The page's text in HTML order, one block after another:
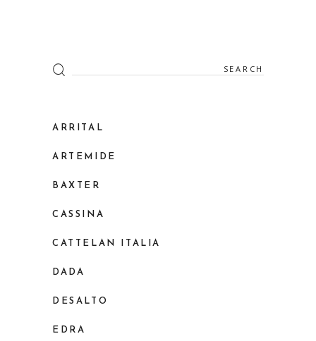
Search
for:
ARRITAL
ARTEMIDE
BAXTER
CASSINA
CATTELAN ITALIA
DADA
DESALTO
EDRA